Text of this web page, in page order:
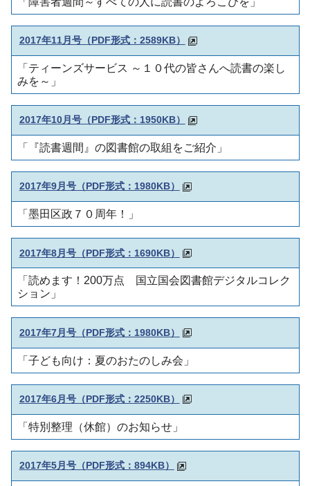
2017年11月号（PDF形式：2589KB）
「ティーンズサービス ～１０代の皆さんへ読書の楽し
みを～」
2017年10月号（PDF形式：1950KB）
「『読書週間』の図書館の取組をご紹介」
2017年9月号（PDF形式：1980KB）
「墨田区政７０周年！」
2017年8月号（PDF形式：1690KB）
「読めます！200万点 国立国会図書館デジタルコレク
ション」
2017年7月号（PDF形式：1980KB）
「子ども向け：夏のおたのしみ会」
2017年6月号（PDF形式：2250KB）
「特別整理（休館）のお知らせ」
2017年5月号（PDF形式：894KB）